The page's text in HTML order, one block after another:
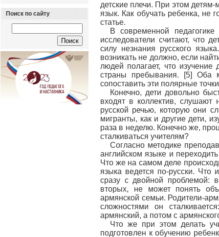
Поиск по сайту
детские плечи. При этом
язык. Как обучать ребенка, не
статье.
В современной
исследователи считают, что
силу незнания русского
возникать не должно, если
людей полагает, что изучение
страны пребывания. [5] Оба
сопоставить эти полярные
Конечно, дети довольно
входят в коллектив, слушают
русской речью, которую они
мигранты, как и другие дети,
раза в неделю. Конечно же,
сталкиваться учителям?
Согласно методике
английском языке и
Что же на самом деле
языка ведется по-русски. Что
сразу с двойной проблемой:
вторых, не может понять
армянской семьи. Родители-
сложностями он
армянский, а потом с
Что же при этом делать
подготовлен к обучению